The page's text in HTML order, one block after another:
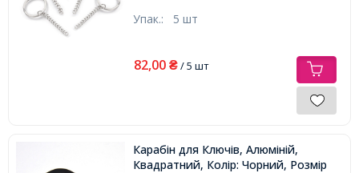
Упак.: 5 шт
82,00 ₴/ 5 шт
Карабін для Ключів, Алюміній,
Квадратний, Колір: Чорний, Розмір